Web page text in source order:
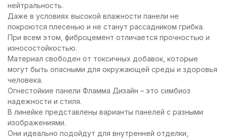
нейтральность.
Даже в условиях высокой влажности панели не
покроются плесенью и не станут рассадником грибка.
При всем этом, фиброцемент отличается прочностью и
износостойкостью.
Материал свободен от токсичных добавок, которые
могут быть опасными для окружающей среды и здоровья
человека.
Огнестойкие панели Фламма Дизайн – это симбиоз
надежности и стиля.
В линейке представлены варианты панелей с разными
изображениями.
Они идеально подойдут для внутренней отделки,